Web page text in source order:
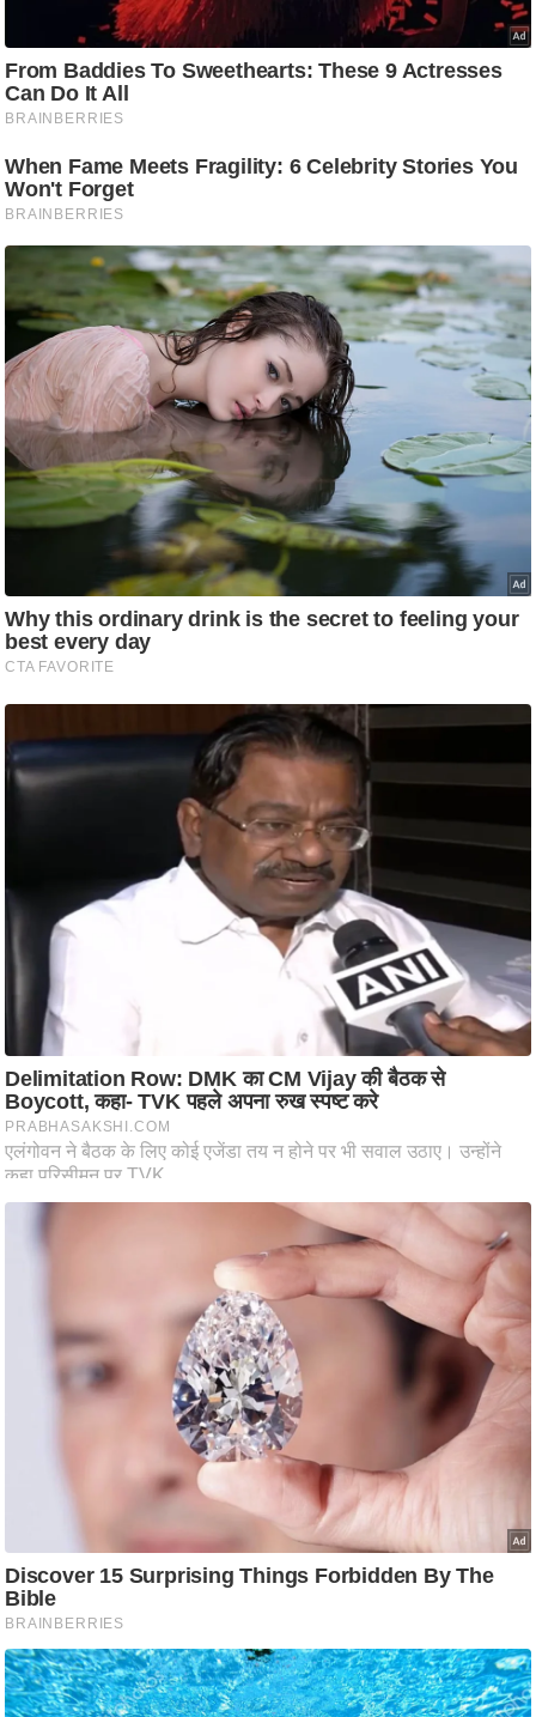
फै
श
न
घ
रे
लू
नु
स्खे
प
र्य
ट
न
स्थ
ल
फि
स
मं
त्रा
रि
श
न
वि
श्ले
ष
ण
स
म
म
म
.
र
.